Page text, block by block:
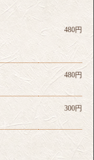
480円
480円
300円